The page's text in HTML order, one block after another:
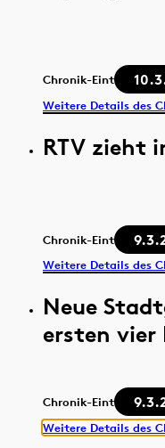
Chronik-Eintrag
Weitere Details des
RTV zieht
Chronik-Eintrag
Weitere Details des
Neue
ersten vier
Chronik-Eintrag
Weitere Details des